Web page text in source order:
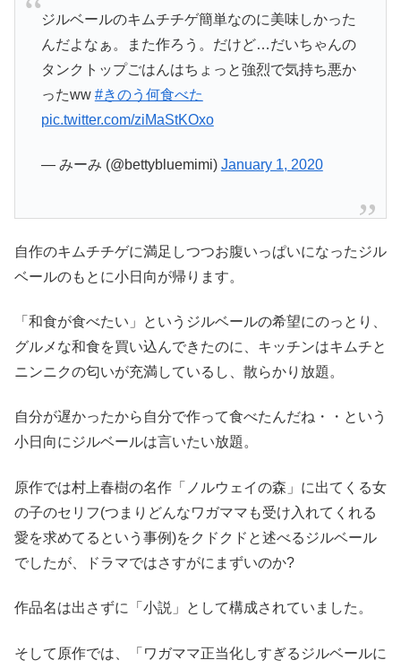
ジルベールのキムチチゲ簡単なのに美味しかった
んだよなぁ。また作ろう。だけど…だいちゃんの
タンクトップごはんはちょっと強烈で気持ち悪か
ったww #きのう何食べた
pic.twitter.com/ziMaStKOxo
— みーみ (@bettybluemimi) January 1, 2020
自作のキムチチゲに満足しつつお腹いっぱいになったジル
ベールのもとに小日向が帰ります。
「和食が食べたい」というジルベールの希望にのっとり、
グルメな和食を買い込んできたのに、キッチンはキムチと
ニンニクの匂いが充満しているし、散らかり放題。
自分が遅かったから自分で作って食べたんだね・・という
小日向にジルベールは言いたい放題。
原作では村上春樹の名作「ノルウェイの森」に出てくる女
の子のセリフ(つまりどんなワガママも受け入れてくれる
愛を求めてるという事例)をクドクドと述べるジルベール
でしたが、ドラマではさすがにまずいのか?
作品名は出さずに「小説」として構成されていました。
そして原作では、「ワガママ正当化しすぎるジルベールに